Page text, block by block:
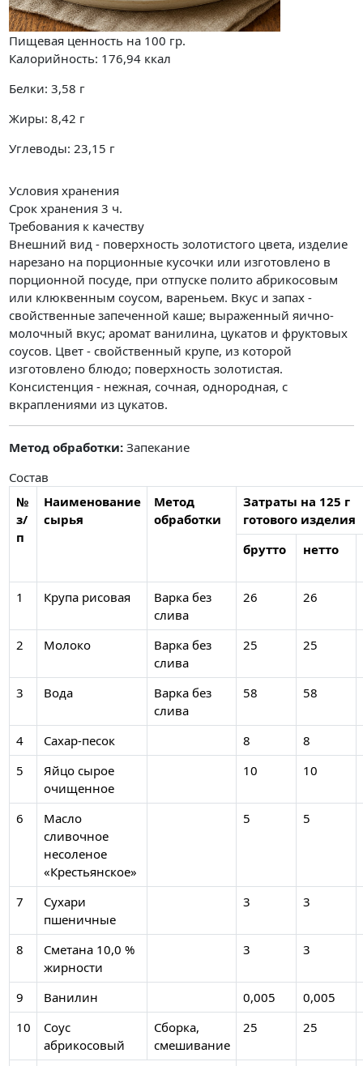
Пищевая ценность на 100 гр.
Калорийность: 176,94 ккал
Белки: 3,58 г
Жиры: 8,42 г
Углеводы: 23,15 г
Условия хранения
Срок хранения 3 ч.
Требования к качеству
Внешний вид - поверхность золотистого цвета, изделие
нарезано на порционные кусочки или изготовлено в
порционной посуде, при отпуске полито абрикосовым
или клюквенным соусом, вареньем. Вкус и запах -
свойственные запеченной каше; выраженный яично-
молочный вкус; аромат ванилина, цукатов и фруктовых
соусов. Цвет - свойственный крупе, из которой
изготовлено блюдо; поверхность золотистая.
Консистенция - нежная, сочная, однородная, с
вкраплениями из цукатов.
Метод обработки: Запекание
Состав
№
з/
п
Наименование
сырья
Метод
обработки
Затраты на 125 г
готового изделия
брутто
нетто
1
Крупа рисовая
Варка без
слива
26 26
2 Молоко
Варка без
слива
25 25
3 Вода
Варка без
слива
58 58
4 Сахар-песок 8 8
5
Яйцо сырое
очищенное
10 10
6
Масло
сливочное
несоленое
«Крестьянское»
5 5
7
Сухари
пшеничные
3 3
8
Сметана 10,0 %
жирности
3 3
9 Ванилин 0,005 0,005
10
Соус
абрикосовый
Сборка,
смешивание
25 25